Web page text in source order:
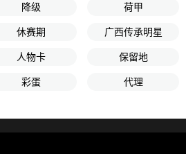
降级 荷甲
休赛期 广西传承明星
人物卡 保留地
彩蛋 代理